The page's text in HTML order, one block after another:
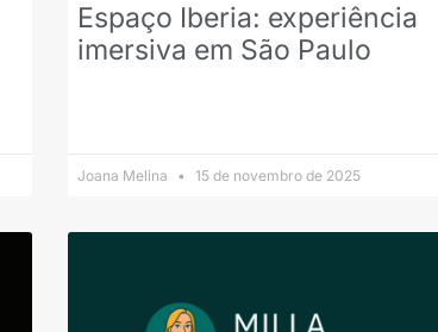
Espaço Iberia: experiência
imersiva em São Paulo
Joana Melina 15 de novembro de 2025